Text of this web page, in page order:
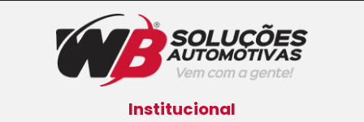
Institucional